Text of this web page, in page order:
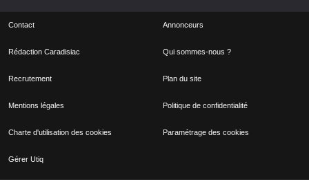
Contact Annonceurs
Rédaction Caradisiac Qui sommes-nous ?
Recrutement Plan du site
Mentions légales Politique de confidentialité
Charte d'utilisation des cookies Paramétrage des cookies
Gérer Utiq